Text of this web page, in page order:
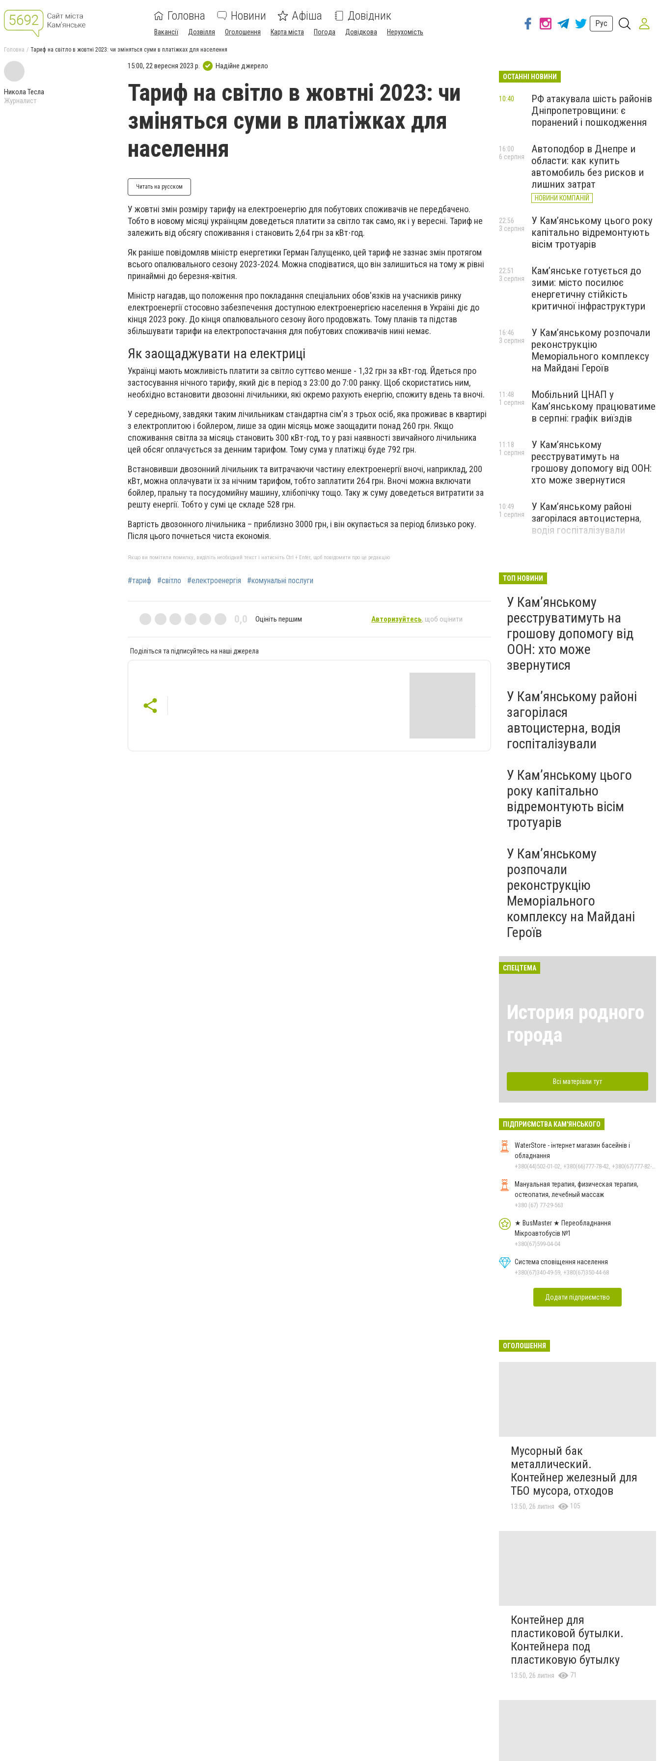
Головна Новини Афіша Довідник
Вакансії Дозвілля Оголошення Карта міста Погода Довідкова Нерухомість
Рус
Головна Тариф на світло в жовтні 2023: чи зміняться суми в платіжках для населення
Никола Тесла
Журналист
15:00, 22 вересня 2023 р. Надійне джерело
Тариф на світло в жовтні 2023: чи
зміняться суми в платіжках для
населення
Читать на русском
У жовтні змін розміру тарифу на електроенергію для побутових споживачів не передбачено.
Тобто в новому місяці українцям доведеться платити за світло так само, як і у вересні. Тариф не
залежить від обсягу споживання і становить 2,64 грн за кВт⋅год.
Як раніше повідомляв міністр енергетики Герман Галущенко, цей тариф не зазнає змін протягом
всього опалювального сезону 2023-2024. Можна сподіватися, що він залишиться на тому ж рівні
принаймні до березня-квітня.
Міністр нагадав, що положення про покладання спеціальних обов'язків на учасників ринку
електроенергії стосовно забезпечення доступною електроенергією населення в Україні діє до
кінця 2023 року. До кінця опалювального сезону його продовжать. Тому планів та підстав
збільшувати тарифи на електропостачання для побутових споживачів нині немає.
Як заощаджувати на електриці
Українці мають можливість платити за світло суттєво менше - 1,32 грн за кВт⋅год. Йдеться про
застосування нічного тарифу, який діє в період з 23:00 до 7:00 ранку. Щоб скористатись ним,
необхідно встановити двозонні лічильники, які окремо рахують енергію, спожиту вдень та вночі.
У середньому, завдяки таким лічильникам стандартна сім'я з трьох осіб, яка проживає в квартирі
з електроплитою і бойлером, лише за один місяць може заощадити понад 260 грн. Якщо
споживання світла за місяць становить 300 кВт⋅год, то у разі наявності звичайного лічильника
цей обсяг оплачується за денним тарифом. Тому сума у платіжці буде 792 грн.
Встановивши двозонний лічильник та витрачаючи частину електроенергії вночі, наприклад, 200
кВт, можна оплачувати їх за нічним тарифом, тобто заплатити 264 грн. Вночі можна включати
бойлер, пральну та посудомийну машину, хлібопічку тощо. Таку ж суму доведеться витратити за
решту енергії. Тобто у сумі це складе 528 грн.
Вартість двозонного лічильника – приблизно 3000 грн, і він окупається за період близько року.
Після цього почнеться чиста економія.
Якщо ви помітили помилку, виділіть необхідний текст і натисніть Ctrl + Enter, щоб повідомити про це редакцію
#тариф #світло #електроенергія #комунальні послуги
0,0 Оцініть першим Авторизуйтесь, щоб оцінити
Поділіться та підписуйтесь на наші джерела
ОСТАННІ НОВИНИ
РФ атакувала шість районів
Дніпропетровщини: є
поранений і пошкодження
10:40
Автоподбор в Днепре и
области: как купить
автомобиль без рисков и
лишних затрат
НОВИНИ КОМПАНІЙ
16:00
6 серпня
У Кам’янському цього року
капітально відремонтують
вісім тротуарів
22:56
3 серпня
Кам’янське готується до
зими: місто посилює
енергетичну стійкість
критичної інфраструктури
22:51
3 серпня
У Кам’янському розпочали
реконструкцію
Меморіального комплексу
на Майдані Героїв
16:46
3 серпня
Мобільний ЦНАП у
Кам’янському працюватиме
в серпні: графік виїздів
11:48
1 серпня
У Кам’янському
реєструватимуть на
грошову допомогу від ООН:
хто може звернутися
11:18
1 серпня
У Кам’янському районі
загорілася автоцистерна,
водія госпіталізували
10:49
1 серпня
ТОП НОВИНИ
У Кам’янському
реєструватимуть на
грошову допомогу від
ООН: хто може
звернутися
У Кам’янському районі
загорілася
автоцистерна, водія
госпіталізували
У Кам’янському цього
року капітально
відремонтують вісім
тротуарів
У Кам’янському
розпочали
реконструкцію
Меморіального
комплексу на Майдані
Героїв
СПЕЦТЕМА
История родного
города
Всі матеріали тут
ПІДПРИЄМСТВА КАМ'ЯНСЬКОГО
WaterStore - інтернет магазин басейнів і
обладнання
Мануальная терапия, физическая терапия,
остеопатия, лечебный массаж
+380 (67) 77-29-563
★ BusMaster ★ Переобладнання
Мікроавтобусів №1
+380(67)599-04-04
Система сповіщення населення
+380(67)340-49-59, +380(67)350-44-68
Додати підприємство
ОГОЛОШЕННЯ
Мусорный бак
металлический.
Контейнер железный для
ТБО мусора, отходов
13:50, 26 липня 105
Контейнер для
пластиковой бутылки.
Контейнера под
пластиковую бутылку
13:50, 26 липня 71